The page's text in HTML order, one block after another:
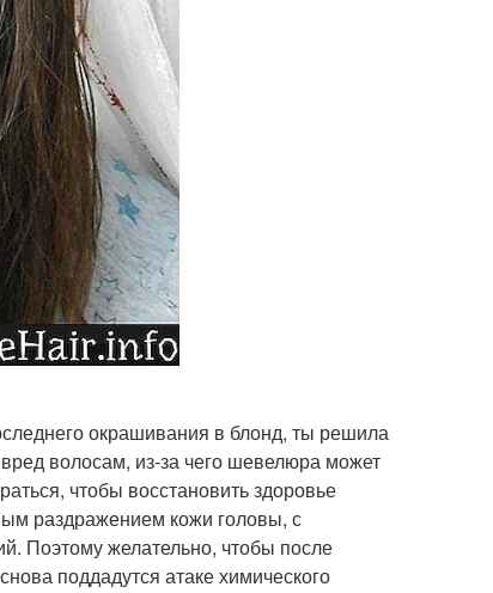
окрашивания в блонд, ты решила
волосам, из-за чего шевелюра может
чтобы восстановить здоровье
раздражением кожи головы, с
Поэтому желательно, чтобы после
поддадутся атаке химического